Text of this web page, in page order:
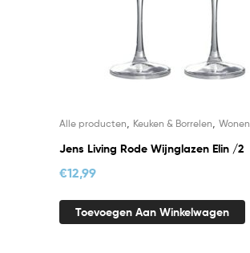
Alle producten Keuken & Borrelen Wonen
Jens Living Rode Wijnglazen Elin /2
€12,99
Toevoegen Aan Winkelwagen